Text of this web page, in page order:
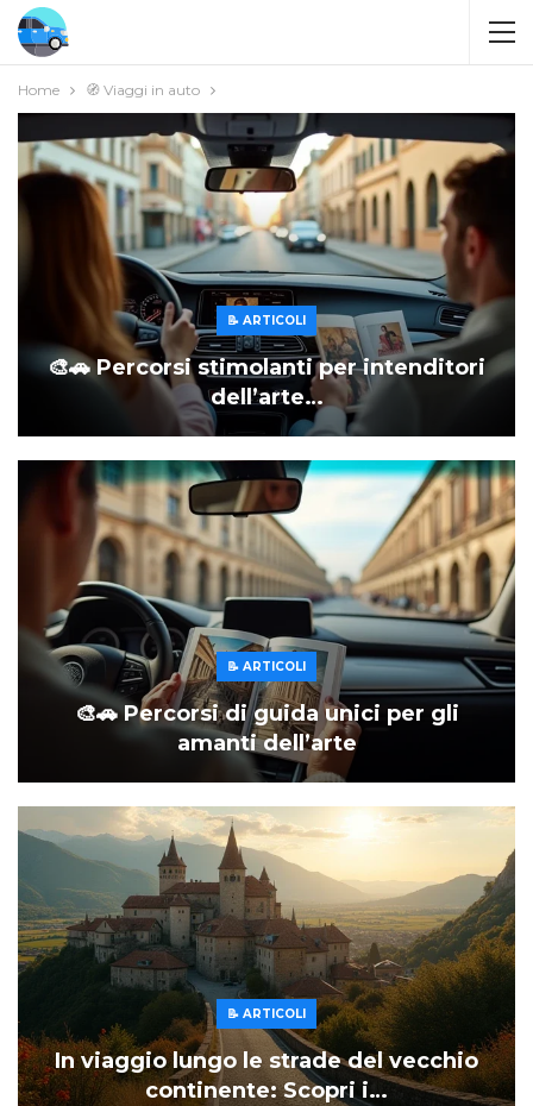
Home 🧭 Viaggi in auto
📝 ARTICOLI
🎨🚗 Percorsi stimolanti per intenditori
dell’arte…
📝 ARTICOLI
🎨🚗 Percorsi di guida unici per gli
amanti dell’arte
📝 ARTICOLI
In viaggio lungo le strade del vecchio
continente: Scopri i…